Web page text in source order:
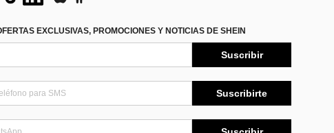
EXCLUSIVAS, PROMOCIONES Y NOTICIAS DE SHEIN
Suscribir
Suscribirte